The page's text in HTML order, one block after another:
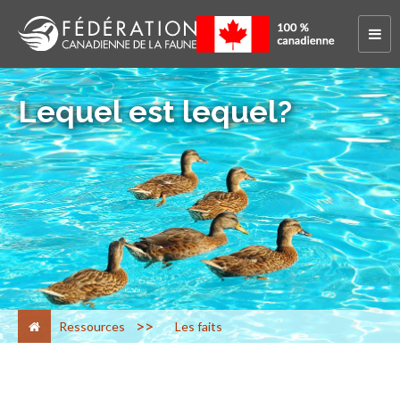
Lequel est lequel?
Ressources > Les faits